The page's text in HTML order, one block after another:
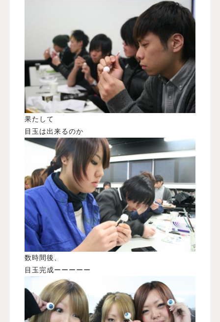
果たして
目玉は出来るのか
数時間後、
目玉完成ーーーーー